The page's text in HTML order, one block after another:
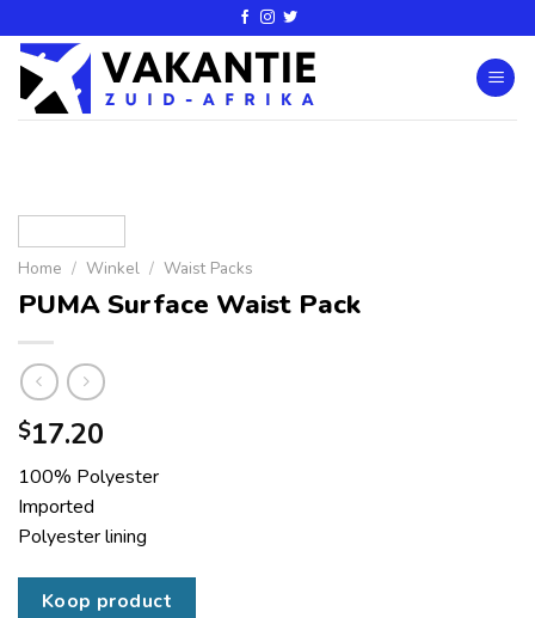
Home / Winkel / Waist Packs
PUMA Surface Waist Pack
$17.20
100% Polyester
Imported
Polyester lining
Koop product